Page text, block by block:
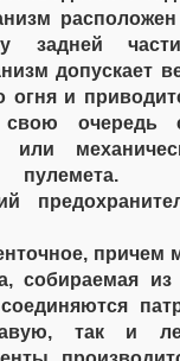
задней
допускает
огня и
свою очередь
или
причем
собираемая
так и